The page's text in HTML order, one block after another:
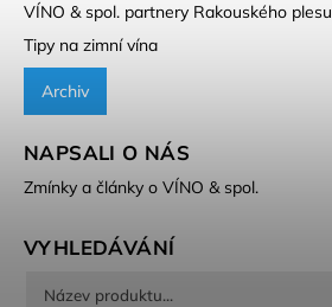
VÍNO & spol. partnery Rakouského plesu
Tipy na zimní vína
Archiv
NAPSALI O NÁS
Zmínky a články o VÍNO & spol.
VYHLEDÁVÁNÍ